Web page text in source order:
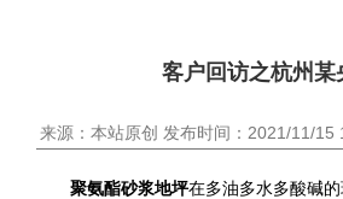
客户回访之杭州某
来源：本站原创 发布时间：2021/11/15
聚氨酯砂浆地坪在多油多水多酸碱